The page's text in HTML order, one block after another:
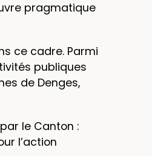
pragmatique
ce cadre. Parmi
publiques
de Denges,
le Canton :
l’action